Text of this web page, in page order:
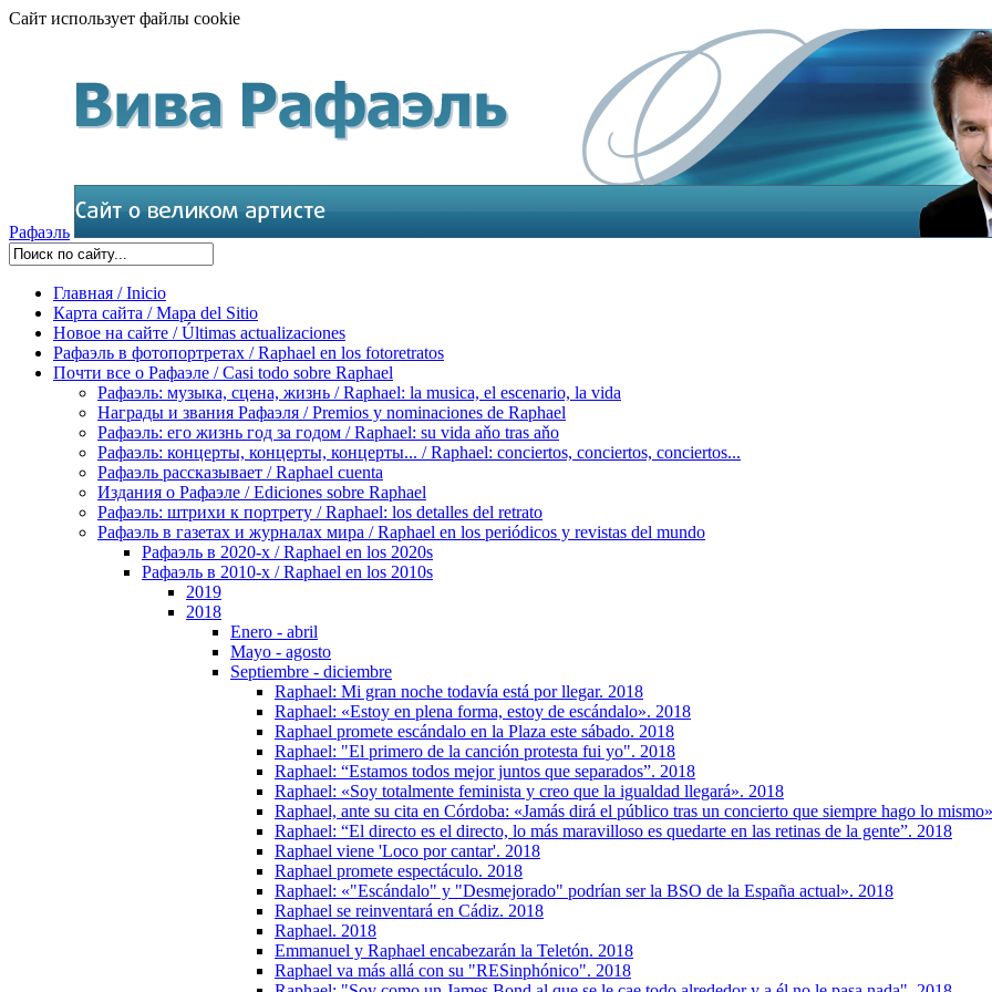
Сайт использует файлы cookie
Рафаэль
Главная / Inicio
Карта сайта / Mapa del Sitio
Новое на сайте / Últimas actualizaciones
Рафаэль в фотопортретах / Raphael en los fotoretratos
Почти все о Рафаэле / Casi todo sobre Raphael
Рафаэль: музыка, сцена, жизнь / Raphael: la musica, el escenario, la vida
Награды и звания Рафаэля / Premios y nominaciones de Raphael
Рафаэль: его жизнь год за годом / Raphael: su vida aňo tras aňo
Рафаэль: концерты, концерты, концерты... / Raphael: conciertos, сonciertos, сonciertos...
Рафаэль рассказывает / Raphael cuenta
Издания о Рафаэле / Ediciones sobre Raphael
Рафаэль: штрихи к портрету / Raphael: los detalles del retrato
Рафаэль в газетах и журналах мира / Raphael en los periódicos y revistas del mundo
Рафаэль в 2020-х / Raphael en los 2020s
Рафаэль в 2010-х / Raphael en los 2010s
2019
2018
Enero - abril
Mayo - agosto
Septiembre - diciembre
Raphael: Mi gran noche todavía está por llegar. 2018
Raphael: «Estoy en plena forma, estoy de escándalo». 2018
Raphael promete escándalo en la Plaza este sábado. 2018
Raphael: "El primero de la canción protesta fui yo". 2018
Raphael: “Estamos todos mejor juntos que separados”. 2018
Raphael: «Soy totalmente feminista y creo que la igualdad llegará». 2018
Raphael, ante su cita en Córdoba: «Jamás dirá el público tras un concierto que siempre hago lo
Raphael: “El directo es el directo, lo más maravilloso es quedarte en las retinas de la gente”. 2018
Raphael viene 'Loco por cantar'. 2018
Raphael promete espectáculo. 2018
Raphael: «"Escándalo" y "Desmejorado" podrían ser la BSO de la España actual». 2018
Raphael se reinventará en Cádiz. 2018
Raphael. 2018
Emmanuel y Raphael encabezarán la Teletón. 2018
Raphael va más allá con su "RESinphónico". 2018